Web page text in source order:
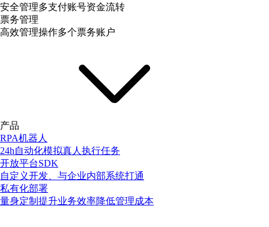
安全管理多支付账号资金流转
票务管理
高效管理操作多个票务账户
产品
RPA机器人
24h自动化模拟真人执行任务
开放平台SDK
自定义开发、与企业内部系统打通
私有化部署
量身定制提升业务效率降低管理成本